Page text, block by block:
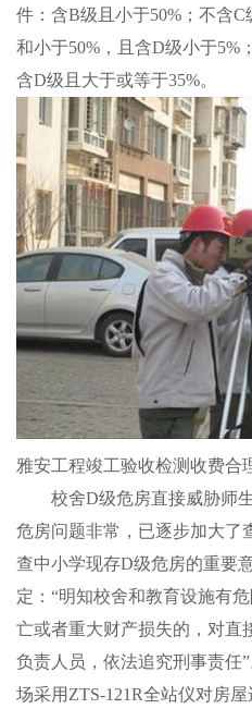
件：含B级且小于50%；不含
和小于50%，且含D级小于5%
含D级且大于或等于35%。
雅安工程竣工验收检测收费合
校舍D级危房直接威胁师生
危房问题非常，已逐步加大了
查中小学现存D级危房的重要
定：“明知校舍和教育设施有
亡或者重大财产损失的，对直
负责人员，依法追究刑事责
场采用ZTS-121R全站仪对房